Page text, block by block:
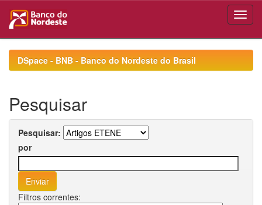
navigationDSpace - BNB - Banco do Nordeste do Brasil
Pesquisar
Pesquisar:
por
Filtros correntes: